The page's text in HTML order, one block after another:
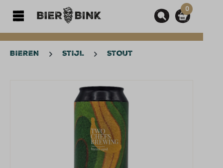
0
BIEREN STIJL STOUT
Afbeeldingengalerij overslaan